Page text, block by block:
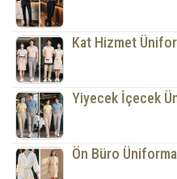
Kat Hizmet
Yiyecek İçecek
Ön Büro Üniforma